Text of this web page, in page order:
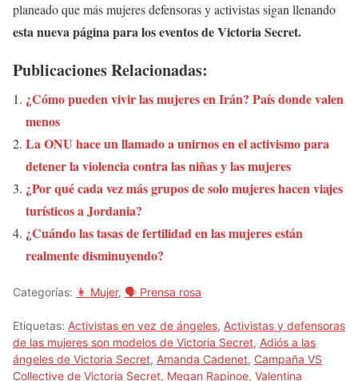
planeado que más mujeres defensoras y activistas sigan llenando
esta nueva página para los eventos de Victoria Secret.
Publicaciones Relacionadas:
¿Cómo pueden vivir las mujeres en Irán? País donde valen
menos
La ONU hace un llamado a unirnos en el activismo para
detener la violencia contra las niñas y las mujeres
¿Por qué cada vez más grupos de solo mujeres hacen viajes
turísticos a Jordania?
¿Cuándo las tasas de fertilidad en las mujeres están
realmente disminuyendo?
Categorías: 👩 Mujer, 🗣️ Prensa rosa
Etiquetas: Activistas en vez de ángeles, Activistas y defensoras
de las mujeres son modelos de Victoria Secret, Adiós a las
ángeles de Victoria Secret, Amanda Cadenet, Campaña VS
Collective de Victoria Secret, Megan Rapinoe, Valentina